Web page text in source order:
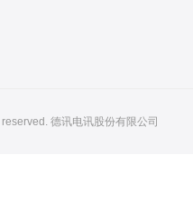
德讯电讯股份有限公司